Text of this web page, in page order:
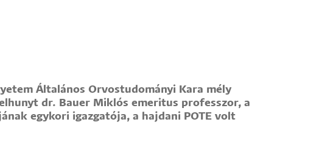
Általános Orvostudományi Kara mély
dr. Bauer Miklós emeritus professzor, a
egykori igazgatója, a hajdani POTE volt